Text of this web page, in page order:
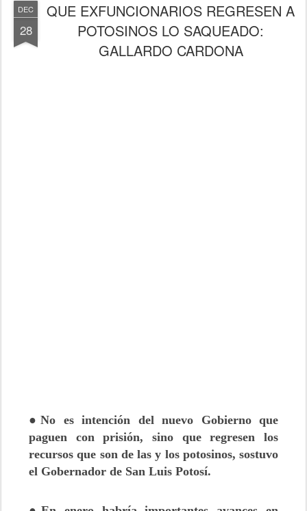
DEC
28
QUE EXFUNCIONARIOS REGRESEN A
POTOSINOS LO SAQUEADO:
GALLARDO CARDONA
●No es intención del nuevo Gobierno que
paguen con prisión, sino que regresen los
recursos que son de las y los potosinos, sostuvo
el Gobernador de San Luis Potosí.